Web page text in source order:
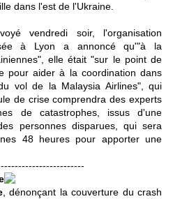
dans l'est de l'Ukraine.
vendredi soir, l'organisation
à Lyon a annoncé qu'"à la
elle était "sur le point de
pour aider à la coordination dans
vol de la Malaysia Airlines", qui
de crise comprendra des experts
de catastrophes, issus d'une
personnes disparues, qui sera
48 heures pour apporter une
, dénonçant la couverture du crash